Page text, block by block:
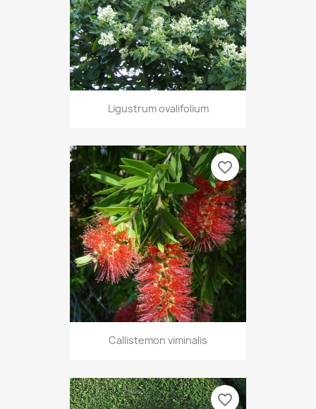
Ligustrum ovalifolium
Callistemon viminalis
favorite_border
favorite_border